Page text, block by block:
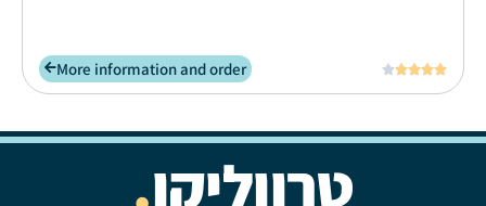





More information and order
טרווליקו.